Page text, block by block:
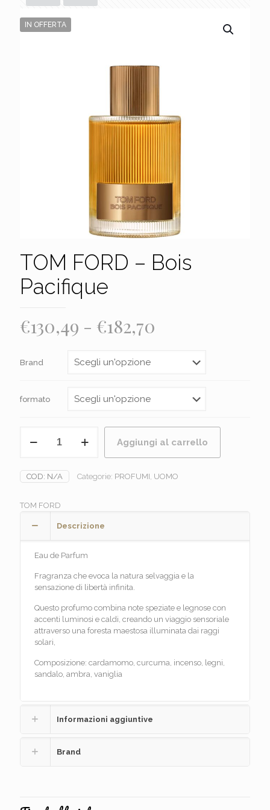
IN OFFERTA
TOM FORD – Bois
Pacifique
€130,49 - €182,70
prezzo:
€130,49
€182,70
Brand
formato
FORD
Pacifique
Aggiungi al carrello
COD: N/A Categorie: PROFUMI, UOMO
TOM FORD
Descrizione
Eau de Parfum
Fragranza che evoca la natura selvaggia e la
sensazione di libertà infinita.
Questo profumo combina note speziate e legnose con
accenti luminosi e caldi, creando un viaggio sensoriale
attraverso una foresta maestosa illuminata dai raggi
solari,
Composizione: cardamomo, curcuma, incenso, legni,
sandalo, ambra, vaniglia
Informazioni aggiuntive
Brand